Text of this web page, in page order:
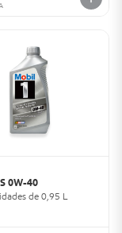
0W-40
de 0,95 L